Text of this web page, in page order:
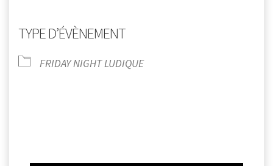
TYPE D’ÉVÈNEMENT
FRIDAY NIGHT LUDIQUE